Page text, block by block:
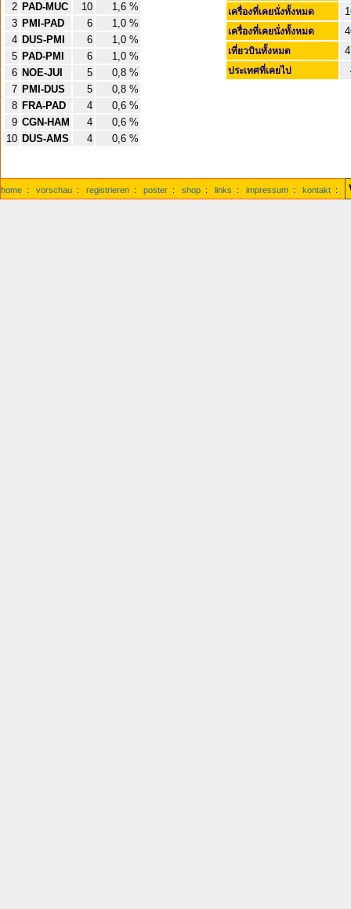
2 PAD-MUC 10
1,6 %
3 PMI-PAD 6
1,0 %
4 DUS-PMI 6
1,0 %
5 PAD-PMI 6
1,0 %
6 NOE-JUI 5
0,8 %
7 PMI-DUS 5
0,8 %
8 FRA-PAD 4
0,6 %
9 CGN-HAM 4
0,6 %
10 DUS-AMS 4 0,6 %
เครื่องที่เคยนั่งทั้งหมด
เครื่องที่เคยนั่งทั้งหมด
เที่ยวบินทั้งหมด
ประเทศที่เคยไป
home : vorschau : registrieren : poster : shop : links : impressum : kontakt :